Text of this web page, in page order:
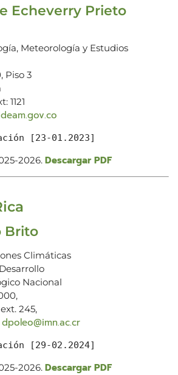
Echeverry Prieto
Meteorología y Estudios
Piso 3
1121
[23-01.2023]
2026. Descargar PDF
Brito
Climáticas
Nacional
245,
dpoleo@imn.ac.cr
[29-02.2024]
2026. Descargar PDF